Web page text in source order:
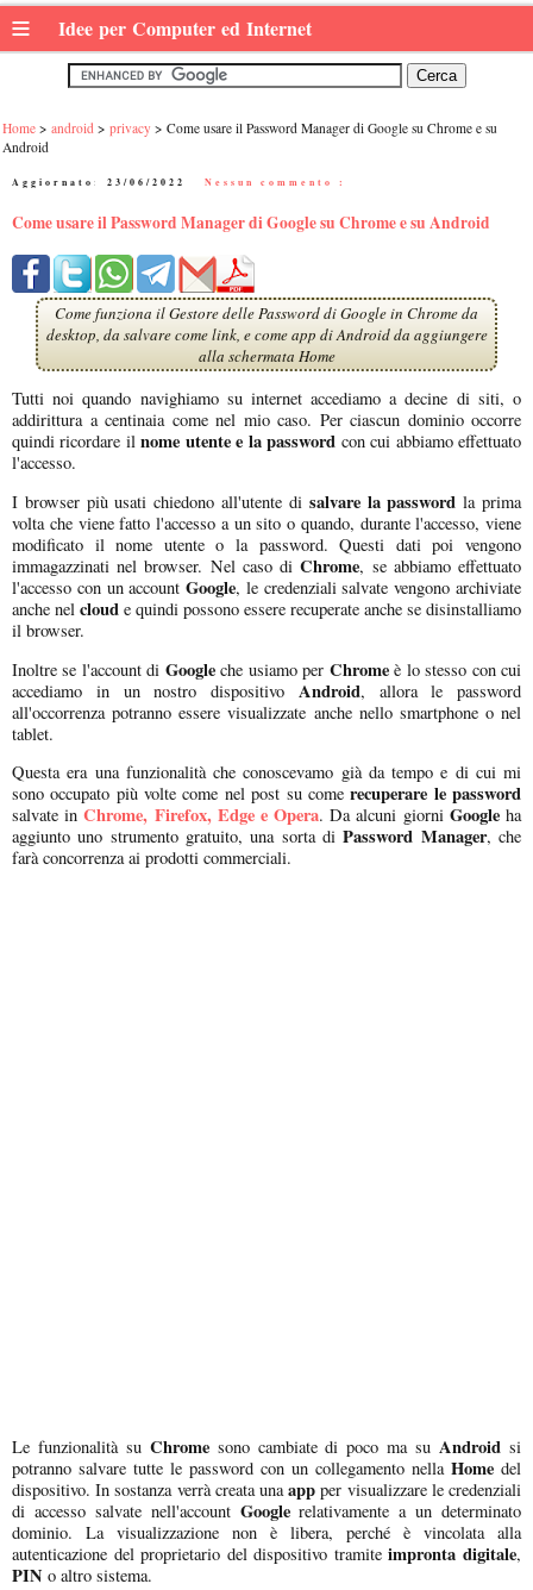
≡ Idee per Computer ed Internet
Home android privacy
Come usare il Password Manager di Google su Chrome e su
Android
Aggiornato: 23/06/2022 Nessun commento :
Come usare il Password Manager di Google su Chrome e su Android
Come funziona il Gestore delle Password di Google in Chrome da
desktop, da salvare come link, e come app di Android da aggiungere
alla schermata Home
Tutti noi quando navighiamo su internet accediamo a decine di siti, o
addirittura a centinaia come nel mio caso. Per ciascun dominio occorre
quindi ricordare ilnome utente e la password con cui abbiamo effettuato
l'accesso.
I browser più usati chiedono all'utente di salvare la password la prima
volta che viene fatto l'accesso a un sito o quando, durante l'accesso, viene
modificato il nome utente o la password. Questi dati poi vengono
immagazzinati nel browser. Nel caso diChrome, se abbiamo effettuato
l'accesso con un accountGoogle, le credenziali salvate vengono archiviate
anche nel cloud e quindi possono essere recuperate anche se disinstalliamo
il browser.
Inoltre se l'account di Googleche usiamo per Chromeè lo stesso con cui
accediamo in un nostro dispositivo Android, allora le password
all'occorrenza potranno essere visualizzate anche nello smartphone o nel
tablet.
Questa era una funzionalità che conoscevamo già da tempo e di cui mi
sono occupato più volte come nel post su comerecuperare le password
salvate in Chrome, Firefox, Edge e Opera. Da alcuni giorni Googleha
aggiunto uno strumento gratuito, una sorta diPassword Manager, che
farà concorrenza ai prodotti commerciali.
Le funzionalità su Chromesono cambiate di poco ma suAndroid si
potranno salvare tutte le password con un collegamento nella Home del
dispositivo. In sostanza verrà creata unaapp per visualizzare le credenziali
di accesso salvate nell'accountGooglerelativamente a un determinato
dominio. La visualizzazione non è libera, perché è vincolata alla
autenticazione del proprietario del dispositivo tramiteimpronta digitale,
PIN o altro sistema.